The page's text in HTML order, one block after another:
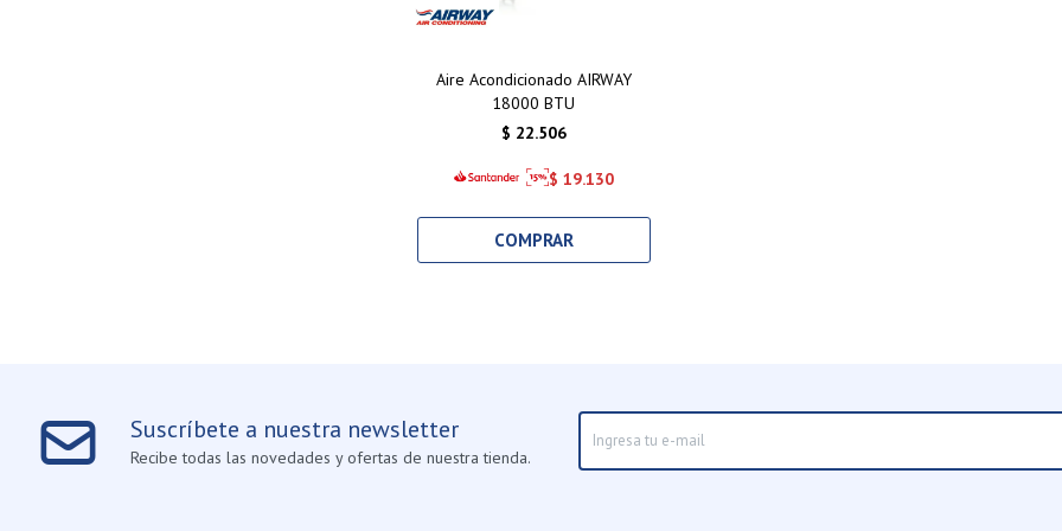
Aire Acondicionado AIRWAY
18000 BTU
$ 22.506
$ 19.130
Suscríbete a nuestra newsletter
Recibe todas las novedades y ofertas de nuestra tienda.